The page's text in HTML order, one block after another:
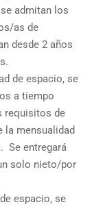
admitan los
as de
desde 2 años
de espacio, se
a tiempo
requisitos de
la mensualidad
Se entregará
solo nieto/por
espacio, se